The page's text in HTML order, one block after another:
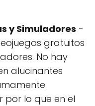
y Simuladores -
gratuitos
No hay
alucinantes
por lo que en el